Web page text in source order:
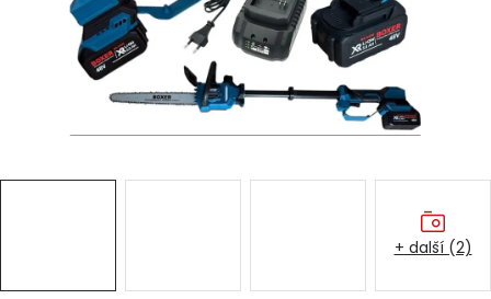
Autodoplňky
Vánoce
Ochranné pomůcky
+ další (2)